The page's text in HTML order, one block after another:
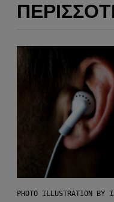
PHOTO ILLUSTRATION BY